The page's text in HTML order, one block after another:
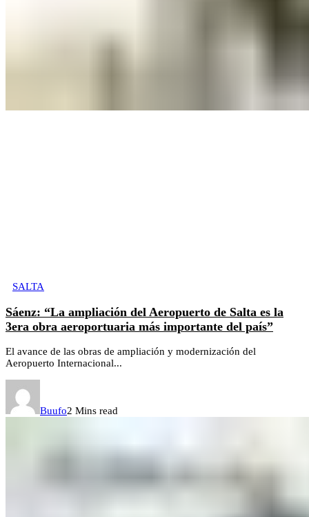
SALTA
Sáenz: “La ampliación del Aeropuerto de Salta es la
3era obra aeroportuaria más importante del país”
El avance de las obras de ampliación y modernización del
Aeropuerto Internacional...
Buufo2 Mins read